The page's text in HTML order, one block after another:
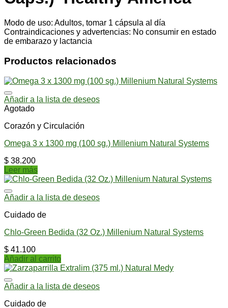
Modo de uso: Adultos, tomar 1 cápsula al día
Contraindicaciones y advertencias: No consumir en estado
de embarazo y lactancia
Productos relacionados
Añadir a la lista de deseos
Agotado
Corazón y Circulación
Omega 3 x 1300 mg (100 sg.) Millenium Natural Systems
$ 38.200
Leer más
Añadir a la lista de deseos
Cuidado de
Chlo-Green Bedida (32 Oz.) Millenium Natural Systems
$ 41.100
Añadir al carrito
Añadir a la lista de deseos
Cuidado de